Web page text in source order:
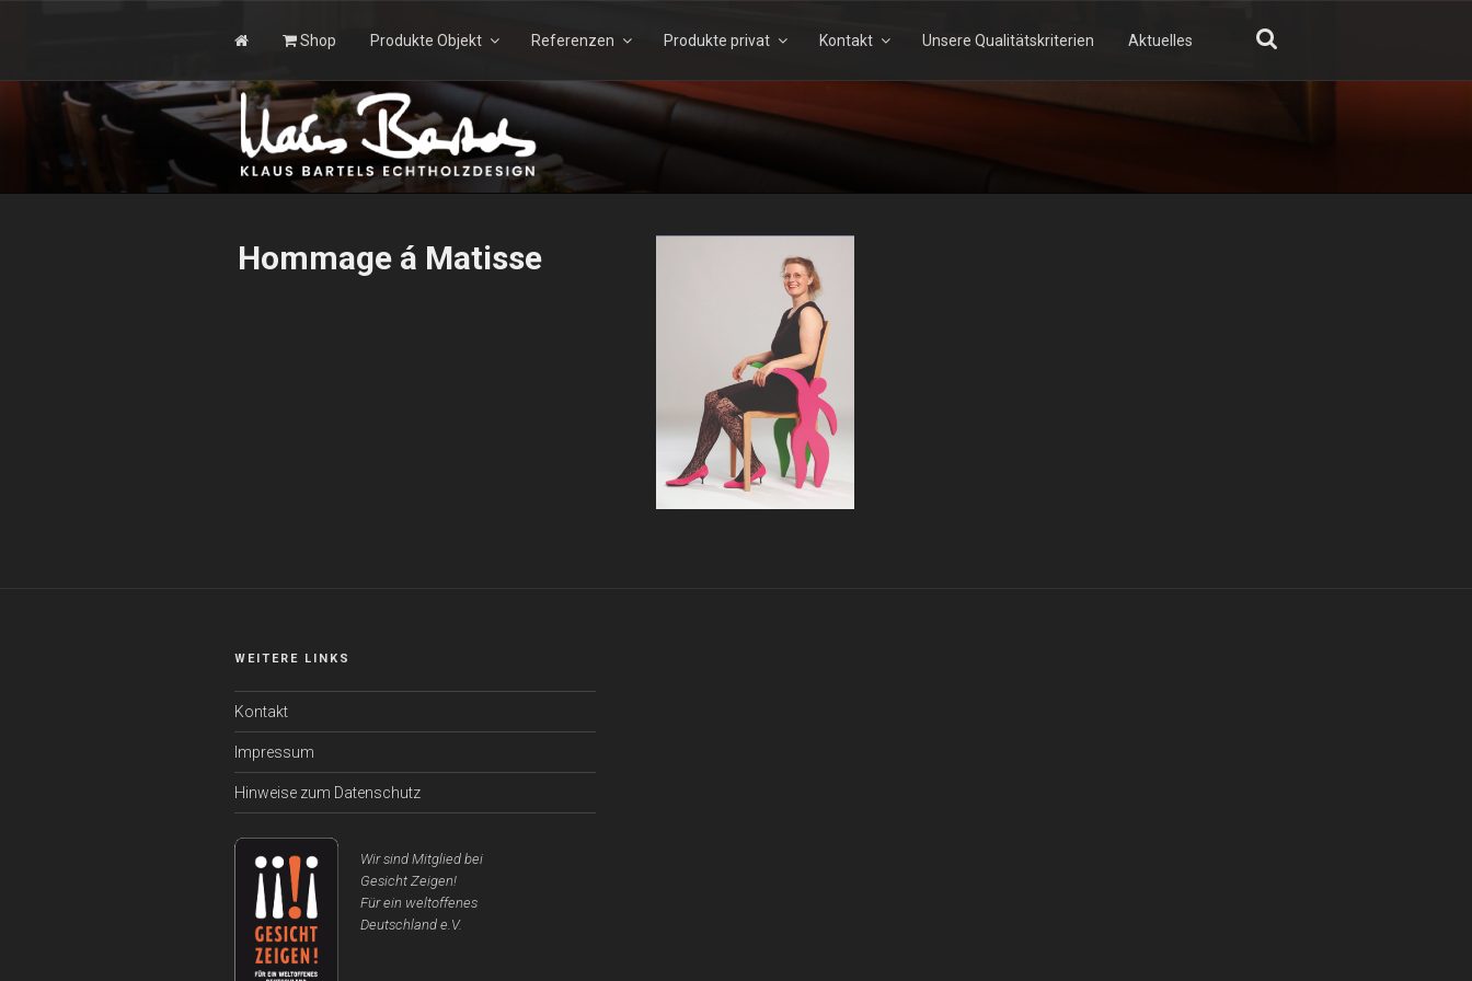
KLAUS BARTELS – ECHTHOLZDESIGN
Shop Produkte Objekt Referenzen Produkte privat Kontakt Unsere Qualitätskriterien Aktuelles
Suchen
nach:
Suchen
Hommage á Matisse
WEITERE LINKS
Kontakt
Impressum
Hinweise zum Datenschutz
Wir sind Mitglied bei
Gesicht Zeigen!
Für ein weltoffenes
Deutschland e.V.